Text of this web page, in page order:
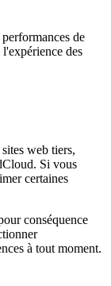
de
des
web tiers,
Si vous
certaines
conséquence
à tout moment.